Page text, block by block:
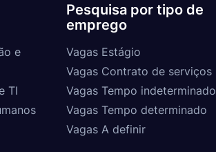
e
TI
Pesquisa por tipo de
emprego
Vagas Estágio
Vagas Contrato de serviços
Vagas Tempo indeterminado
Vagas Tempo determinado
Vagas A definir